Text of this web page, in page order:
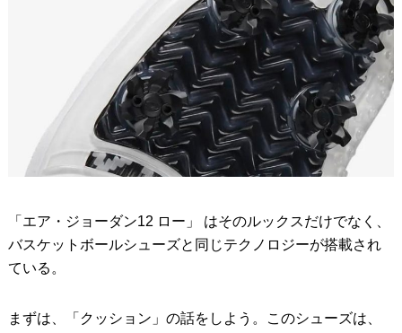
「エア・ジョーダン12 ロー」 はそのルックスだけでなく、
バスケットボールシューズと同じテクノロジーが搭載され
ている。
まずは、「クッション」の話をしよう。このシューズは、